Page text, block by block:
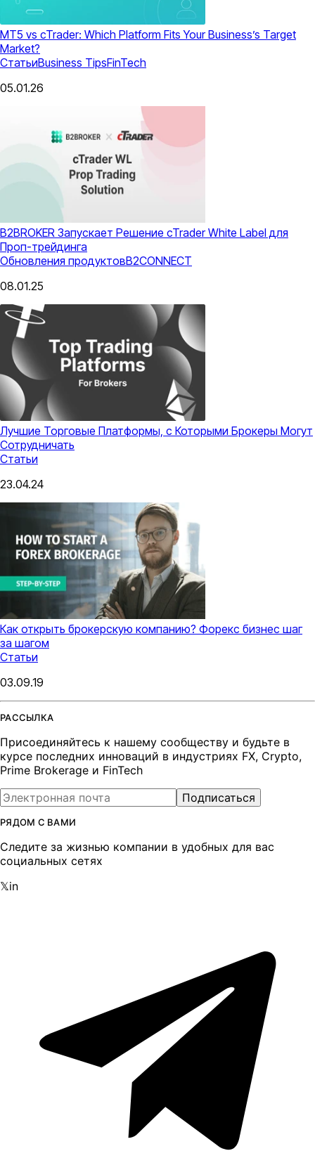
MT5 vs cTrader: Which Platform Fits Your Business’s Target
Market?
СтатьиBusiness TipsFinTech
05.01.26
B2BROKER Запускает Решение cTrader White Label для
Проп-трейдинга
Обновления продуктовB2CONNECT
08.01.25
Лучшие Торговые Платформы, с Которыми Брокеры Могут
Сотрудничать
Статьи
23.04.24
Как открыть брокерскую компанию? Форекс бизнес шаг
за шагом
Статьи
03.09.19
РАССЫЛКА
Присоединяйтесь к нашему сообществу и будьте в
курсе последних инноваций в индустриях FX, Crypto,
Prime Brokerage и FinTech
Подписаться
РЯДОМ С ВАМИ
Следите за жизнью компании в удобных для вас
социальных сетях
𝕏in